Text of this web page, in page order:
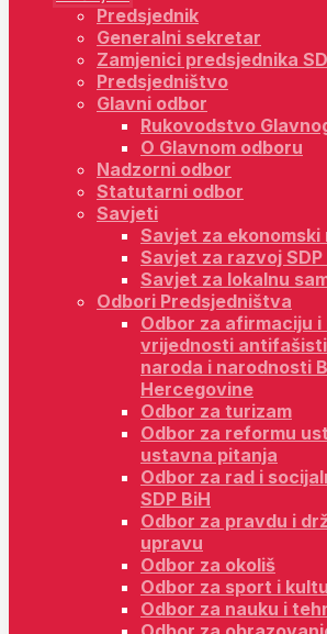
Predsjednik
Generalni sekretar
Zamjenici predsjednika
Predsjedništvo
Glavni odbor
Rukovodstvo
O Glavnom odboru
Nadzorni odbor
Statutarni odbor
Savjeti
Savjet za ekonomski
Savjet za razvoj SDP
Savjet za lokalnu
Odbori Predsjedništva
Odbor za afirmaciju
vrijednosti
naroda i narodnosti
Hercegovine
Odbor za turizam
Odbor za reformu
ustavna pitanja
Odbor za rad i
SDP BiH
Odbor za pravdu i
upravu
Odbor za okoliš
Odbor za sport i
Odbor za nauku i